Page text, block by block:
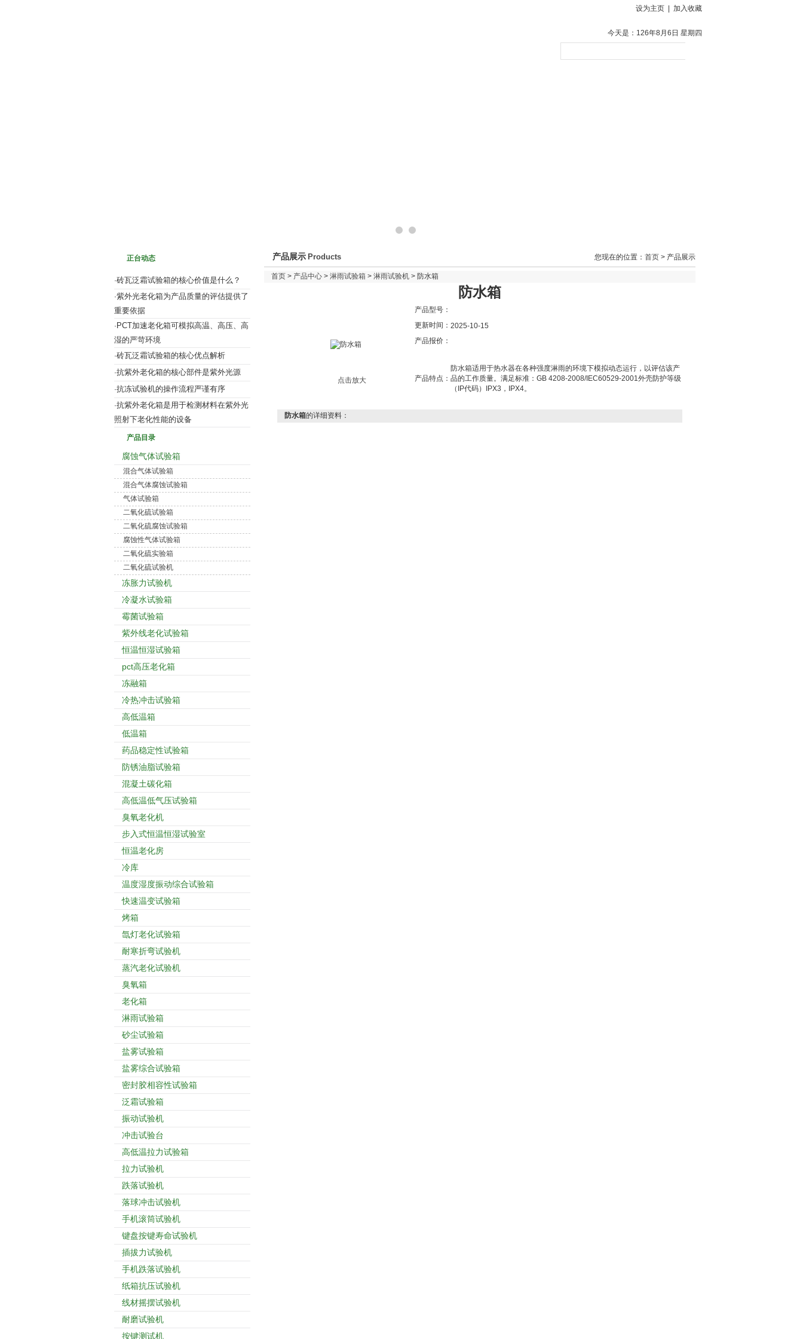
设为主页| 加入收藏
今天是：126年8月6日 星期四
正台动态
·砖瓦泛霜试验箱的核心价值是什么？
·紫外光老化箱为产品质量的评估提供了
重要依据
· PCT加速老化箱可模拟高温、高压、高
湿的严苛环境
·砖瓦泛霜试验箱的核心优点解析
·抗紫外老化箱的核心部件是紫外光源
·抗冻试验机的操作流程严谨有序
·抗紫外老化箱是用于检测材料在紫外光
照射下老化性能的设备
产品目录
腐蚀气体试验箱
混合气体试验箱
混合气体腐蚀试验箱
气体试验箱
二氧化硫试验箱
二氧化硫腐蚀试验箱
腐蚀性气体试验箱
二氧化硫实验箱
二氧化硫试验机
冻胀力试验机
冷凝水试验箱
霉菌试验箱
紫外线老化试验箱
恒温恒湿试验箱
pct高压老化箱
冻融箱
冷热冲击试验箱
高低温箱
低温箱
药品稳定性试验箱
防锈油脂试验箱
混凝土碳化箱
高低温低气压试验箱
臭氧老化机
步入式恒温恒湿试验室
恒温老化房
冷库
温度湿度振动综合试验箱
快速温变试验箱
烤箱
氙灯老化试验箱
耐寒折弯试验机
蒸汽老化试验机
臭氧箱
老化箱
淋雨试验箱
砂尘试验箱
盐雾试验箱
盐雾综合试验箱
密封胶相容性试验箱
泛霜试验箱
振动试验机
冲击试验台
高低温拉力试验箱
拉力试验机
跌落试验机
落球冲击试验机
手机滚筒试验机
键盘按键寿命试验机
插拔力试验机
手机跌落试验机
纸箱抗压试验机
线材摇摆试验机
耐磨试验机
按键测试机
产品展示 Products 您现在的位置： 首页 > 产品展示
首页 > 产品中心 > 淋雨试验箱 > 淋雨试验机 > 防水箱
防水箱
点击放大
产品型号：
更新时间： 2025-10-15
产品报价：
产品特点：
防水箱适用于热水器在各种强度淋雨的环境下模拟动态运行，以评估该产
品的工作质量。满足标准：GB 4208-2008/IEC60529-2001外壳防护等级
（IP代码）IPX3，IPX4。
防水箱的详细资料：